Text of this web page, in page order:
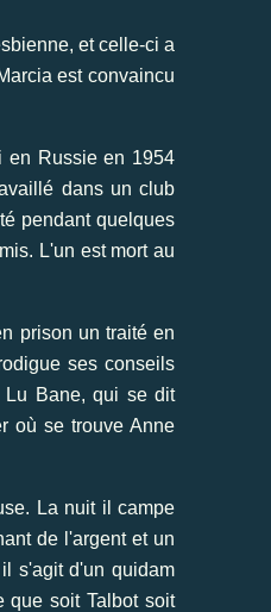
et celle-ci a
est convaincu
en Russie en 1954
dans un club
pendant quelques
L'un est mort au
prison un traité en
ses conseils
Lu Bane, qui se dit
où se trouve Anne
La nuit il campe
de l'argent et un
s'agit d'un quidam
que soit Talbot soit